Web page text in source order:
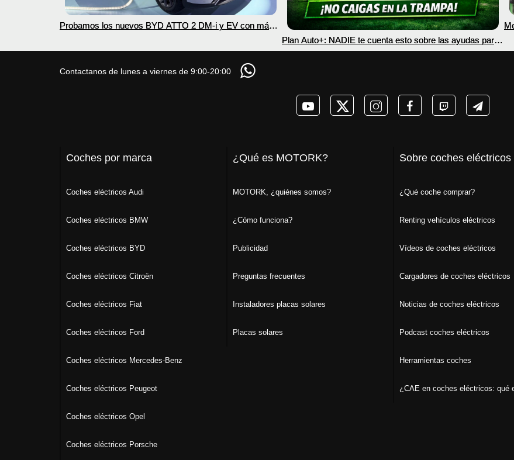
Probamos los nuevos BYD ATTO 2 DM-i y EV con más
Plan Auto+: NADIE te cuenta esto sobre las ayudas para
coches eléctricos y PHEV 2026
Contactanos de lunes a viernes de 9:00-20:00
Coches por marca
Coches eléctricos Audi
Coches eléctricos BMW
Coches eléctricos BYD
Coches eléctricos Citroën
Coches eléctricos Fiat
Coches eléctricos Ford
Coches eléctricos Mercedes-Benz
Coches eléctricos Peugeot
Coches eléctricos Opel
Coches eléctricos Porsche
¿Qué es MOTORK?
MOTORK, ¿quiénes somos?
¿Cómo funciona?
Publicidad
Preguntas frecuentes
Instaladores placas solares
Placas solares
Sobre coches eléctricos
¿Qué coche comprar?
Renting vehículos eléctricos
Vídeos de coches eléctricos
Cargadores de coches eléctricos
Noticias de coches eléctricos
Podcast coches eléctricos
Herramientas coches
¿CAE en coches eléctricos: qué